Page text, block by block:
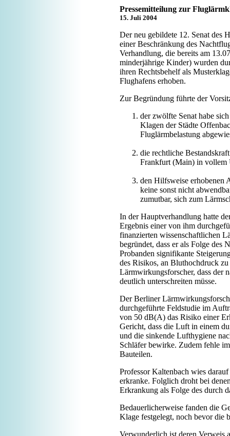
Pressemitteilung zur
15. Juli 2004
Der neu gebildete 12. Senat des
einer Beschränkung des
Verhandlung, die bereits am
minderjährige Kinder) wurden
ihren Rechtsbehelf als
Flughafens erhoben.
Zur Begründung führte der
der zwölfte Senat habe
Klagen der Städte
Fluglärmbelastung
die rechtliche
Frankfurt (Main) in vollem
den Hilfsweise erhobenen
keine sonst nicht
zumutbar, sich zum
In der Hauptverhandlung hatte
Ergebnis einer von ihm
finanzierten wissenschaftlichen
begründet, dass er als Folge
Probanden signifikante
des Risikos, an Bluthochdruck
Lärmwirkungsforscher, dass der
deutlich unterschreiten müsse.
Der Berliner
durchgeführte Feldstudie im
von 50 dB(A) das Risiko einer
Gericht, dass die Luft in einem
und die sinkende Lufthygiene
Schläfer bewirke. Zudem fehle
Bauteilen.
Professor Kaltenbach wies
erkranke. Folglich droht bei
Erkrankung als Folge des durch
Bedauerlicherweise fanden die
Klage festgelegt, noch bevor die
Verwunderlich ist deren Verweis